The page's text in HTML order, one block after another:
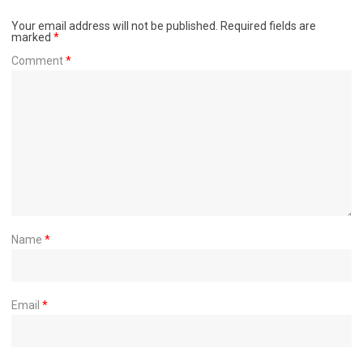
Your email address will not be published.
Required fields are
marked *
Comment*
Name *
Email *